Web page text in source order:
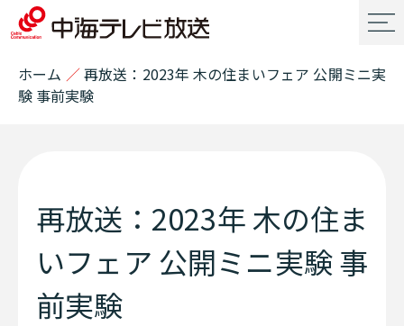
ホーム ／再放送：2023年 木の住まいフェア 公開ミニ実
験 事前実験
再放送：2023年 木の住ま
いフェア 公開ミニ実験 事
前実験